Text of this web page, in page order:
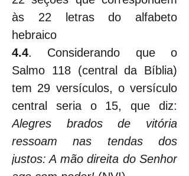
às 22 letras do alfabeto
hebraico
4.4. Considerando que o
Salmo 118 (central da Bíblia)
tem 29 versículos, o versículo
Alegres brados de vitória
ressoam nas tendas dos
justos: A mão direita do Senhor